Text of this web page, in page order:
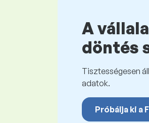
A
döntés
Tisztességesen
adatok.
Próbálja ki a